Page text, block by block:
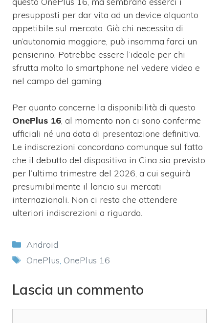
presupposti per dar vita ad un device alquanto
appetibile sul mercato. Già chi necessita di
un’autonomia maggiore, può insomma farci un
pensierino. Potrebbe essere l’ideale per chi
sfrutta molto lo smartphone nel vedere video e
nel campo del gaming.
Per quanto concerne la disponibilità di questo
OnePlus 16, al momento non ci sono conferme
ufficiali né una data di presentazione definitiva.
Le indiscrezioni concordano comunque sul fatto
che il debutto del dispositivo in Cina sia previsto
per l’ultimo trimestre del 2026, a cui seguirà
presumibilmente il lancio sui mercati
internazionali. Non ci resta che attendere
ulteriori indiscrezioni a riguardo.
Categorie
Android
Tag
OnePlus, OnePlus 16
Lascia un commento